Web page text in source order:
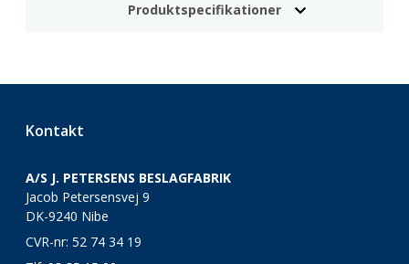
Produktspecifikationer
Kontakt
A/S J. PETERSENS BESLAGFABRIK
Jacob Petersensvej 9
DK-9240 Nibe
CVR-nr: 52 74 34 19